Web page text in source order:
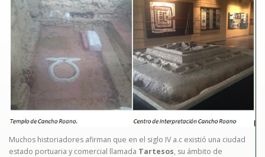
Muchos historiadores afirman que en el siglo IV a.c existió una ciudad
estado portuaria y comercial llamada Tartesos, su ámbito de